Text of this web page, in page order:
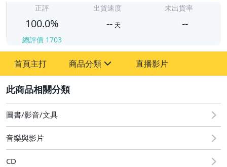
正評
100.0%
總評價 1703
出貨速度
-- 天
未出貨率
--
首頁主打 商品分類
其它
直播影片
圖書/影音/文具
音樂與影片
CD